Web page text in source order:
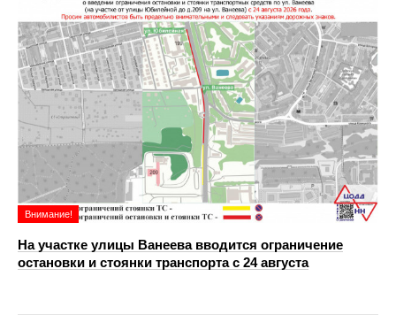
Внимание!
На участке улицы Ванеева вводится ограничение
остановки и стоянки транспорта с 24 августа